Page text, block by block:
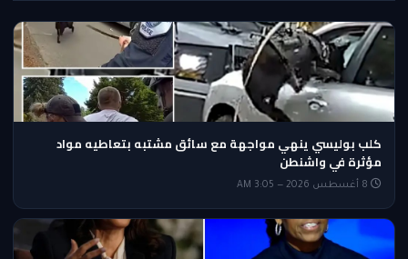
كلب بوليسي ينهي مواجهة مع سائق مشتبه بتعاطيه مواد
مؤثرة في واشنطن